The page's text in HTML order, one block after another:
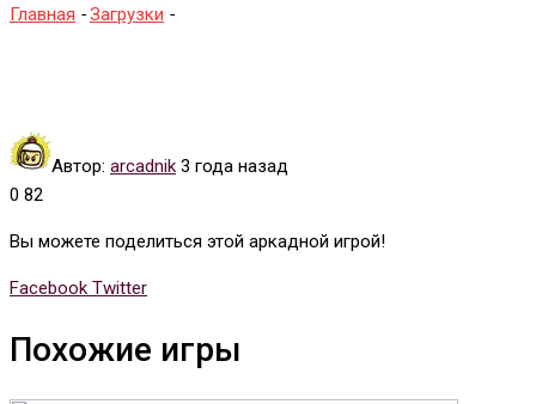
Главная -Загрузки -
Автор: arcadnik 3 года назад
0 82
Вы можете поделиться этой аркадной игрой!
Facebook TwitterWhatsapp
Tumblr
Pinterest
Reddit
Share
Email
Print
Похожие игры